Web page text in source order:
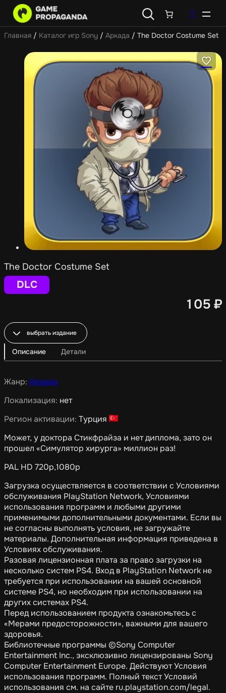
Главная / Каталог игр Sony / Аркада / The Doctor Costume Set
The Doctor Costume Set
DLC
105 ₽
выбрать издание
Описание Детали
Жанр: Аркада
Локализация: нет
Регион активации: Турция
Может, у доктора Стикфрайза и нет диплома, зато он
прошел «Симулятор хирурга» миллион раз!
PAL HD 720p,1080p
Загрузка осуществляется в соответствии с Условиями
обслуживания PlayStation Network, Условиями
использования программ и любыми другими
применимыми дополнительными документами. Если вы
не согласны выполнять условия, не загружайте
материалы. Дополнительная информация приведена в
Условиях обслуживания.
Разовая лицензионная плата за право загрузки на
несколько систем PS4. Вход в PlayStation Network не
требуется при использовании на вашей основной
системе PS4, но необходим при использовании на
других системах PS4.
Перед использованием продукта ознакомьтесь с
«Мерами предосторожности», важными для вашего
здоровья.
Библиотечные программы ©Sony Computer
Entertainment Inc., эксклюзивно лицензированы Sony
Computer Entertainment Europe. Действуют Условия
использования программ. Полный текст Условий
использования см. на сайте ru.playstation.com/legal.